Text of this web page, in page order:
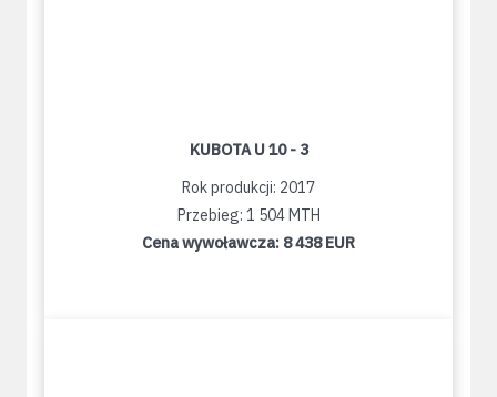
KUBOTA U 10 - 3
Rok produkcji: 2017
Przebieg: 1 504 MTH
Cena wywoławcza: 8 438 EUR